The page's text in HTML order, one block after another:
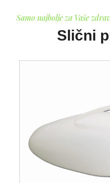
Samo najbolje za Vaše
Slični